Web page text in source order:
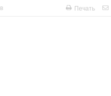
Печать